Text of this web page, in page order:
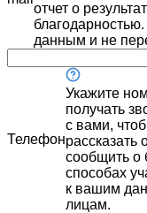
отчет о
данным и не
Телефон
Укажите
получать
с вами,
рассказать
сообщить о
способах
к вашим
лицам.